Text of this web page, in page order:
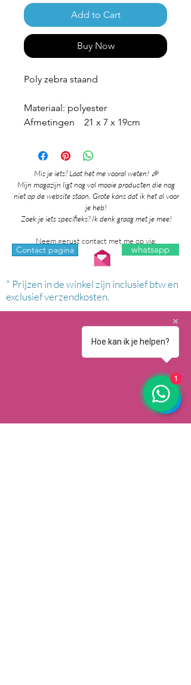
Add to Cart
Buy Now
Poly zebra staand
Materiaal: polyester
Afmetingen 21 x 7 x 19cm
Mis je iets? Laat het me vooral weten! 🎉
Mijn magazijn ligt nog vol mooie producten die nog
niet op de website staan. Grote kans dat ik het al voor
je heb!
Zoek je iets specifieks? Ik denk graag met je mee!
Neem gerust contact met me op via:
Contact pagina whatsapp
* Prijzen in de winkel zijn inclusief btw en
exclusief verzendkosten.
Hoe kan ik je helpen?
1